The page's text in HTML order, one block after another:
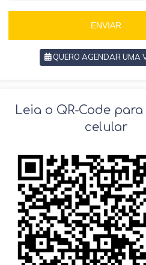
5
5
ENVIAR
QUERO AGENDAR UMA
VOLTAR
Leia o QR-Code
celular